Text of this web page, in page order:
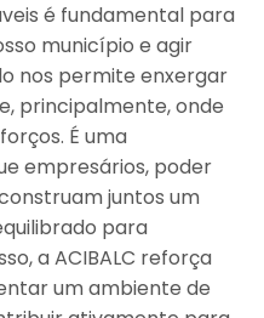
é fundamental para
município e agir
nos permite enxergar
principalmente, onde
É uma
empresários, poder
juntos um
para
a ACIBALC reforça
um ambiente de